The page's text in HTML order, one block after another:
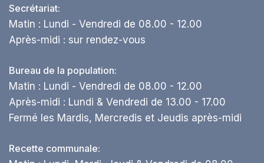
Secrétariat:
Matin : Lundi - Vendredi de 08.00 - 12.00
Après-midi : sur rendez-vous
Bureau de la population:
Matin : Lundi - Vendredi de 08.00 - 12.00
Après-midi : Lundi & Vendredi de 13.00 - 17.00
Fermé les Mardis, Mercredis et Jeudis après-midi
Recette communale: